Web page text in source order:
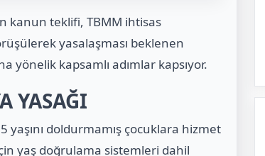
kanun teklifi, TBMM ihtisas
yasalaşması beklenen
yönelik kapsamlı adımlar kapsıyor.
YASAĞI
yaşını doldurmamış çocuklara hizmet
yaş doğrulama sistemleri dahil